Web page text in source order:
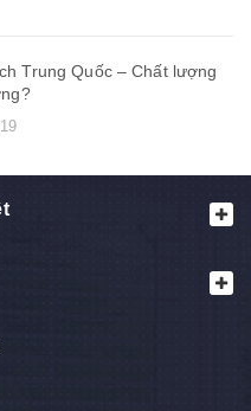
Trung Quốc – Chất lượng